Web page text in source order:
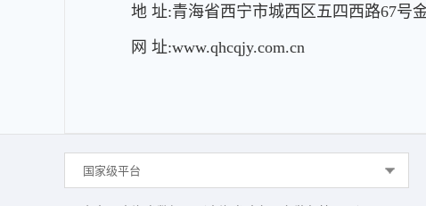
地 址:青海省西宁市城西区五四西路67号
网 址:www.qhcqjy.com.cn
国家级平台